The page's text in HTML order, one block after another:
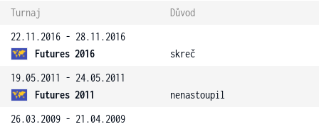
Turnaj
Důvod
22.11.2016 - 28.11.2016
Futures 2016
skreč
19.05.2011 - 24.05.2011
Futures 2011
nenastoupil
26.03.2009 - 21.04.2009